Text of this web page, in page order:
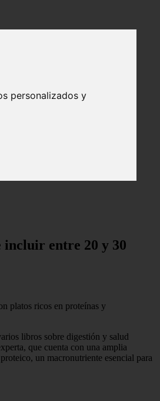
personalizados y
entre 20 y 30
platos ricos en proteínas y
libros sobre digestión y salud
que cuenta con una amplia
un macronutriente esencial para